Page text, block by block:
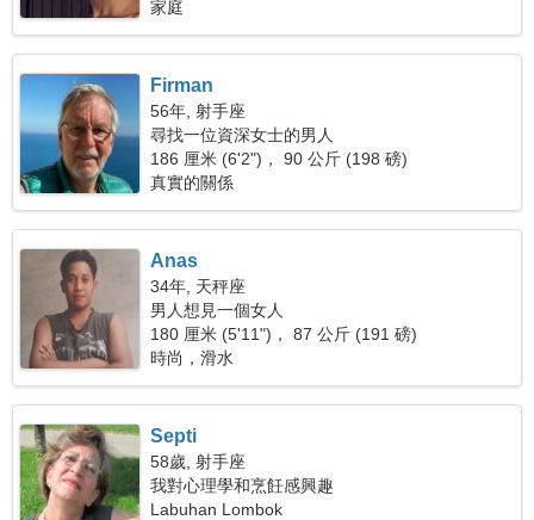
家庭
Firman
56年, 射手座
尋找一位資深女士的男人
186 厘米 (6'2")， 90 公斤 (198 磅)
真實的關係
Anas
34年, 天秤座
男人想見一個女人
180 厘米 (5'11")， 87 公斤 (191 磅)
時尚，滑水
Septi
58歲, 射手座
我對心理學和烹飪感興趣
Labuhan Lombok